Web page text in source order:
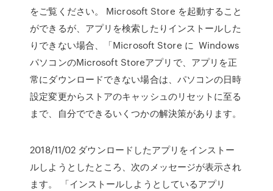
をご覧ください。 Microsoft Store を起動すること
ができるが、アプリを検索したりインストールした
りできない場合、「Microsoft Store に Windows
パソコンのMicrosoft Storeアプリで、アプリを正
常にダウンロードできない場合は、パソコンの日時
設定変更からストアのキャッシュのリセットに至る
まで、自分でできるいくつかの解決策があります。
2018/11/02 ダウンロードしたアプリをインストー
ルしようとしたところ、次のメッセージが表示され
ます。 「インストールしようとしているアプリ